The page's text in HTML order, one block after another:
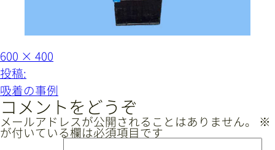
新着情報
採用情報
レールシステムについて
フ
ル
サ
イ
ズ
600 × 400
投
稿
ナ
ビ
ゲ
投稿:
吸着の事例
コメントをどうぞ
メールアドレスが公開されることはありません。 ※
が付いている欄は必須項目です